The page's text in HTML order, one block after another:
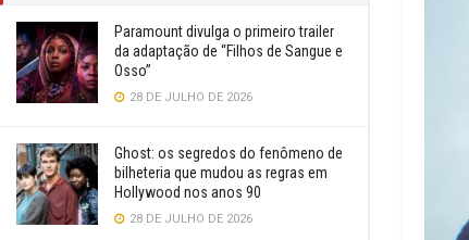
Paramount divulga o primeiro trailer
da adaptação de “Filhos de Sangue e
Osso”
28 DE JULHO DE 2026
Ghost: os segredos do fenômeno de
bilheteria que mudou as regras em
Hollywood nos anos 90
28 DE JULHO DE 2026